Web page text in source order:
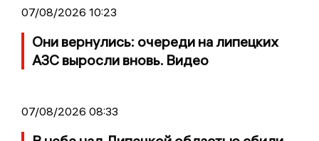
07/08/2026 10:23
Они вернулись: очереди на липецких
АЗС выросли вновь. Видео
07/08/2026 08:33